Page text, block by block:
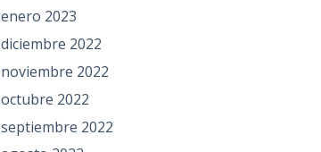
enero 2023
diciembre 2022
noviembre 2022
octubre 2022
septiembre 2022